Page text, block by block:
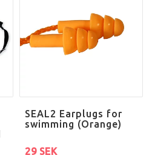
SEAL2 Earplugs for
swimming (Orange)
29 SEK